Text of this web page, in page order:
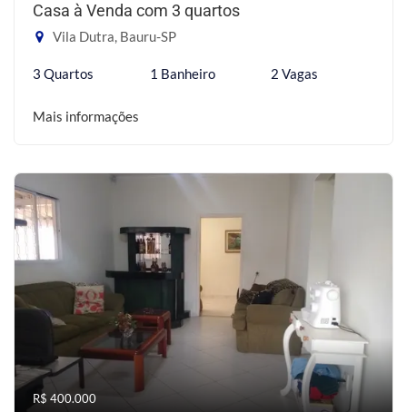
Casa à Venda com 3 quartos
Vila Dutra, Bauru-SP
3 Quartos 1 Banheiro 2 Vagas
Mais informações
R$ 400.000